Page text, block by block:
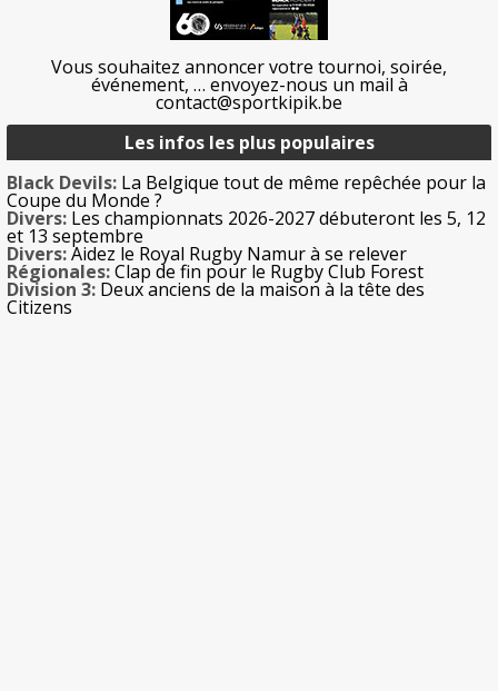
Vous souhaitez annoncer votre tournoi, soirée,
événement, … envoyez-nous un mail à
contact@sportkipik.be
Les infos les plus populaires
Black Devils: La Belgique tout de même repêchée pour la
Coupe du Monde ?
Divers: Les championnats 2026-2027 débuteront les 5, 12
et 13 septembre
Divers:Aidez le Royal Rugby Namur à se relever
Régionales:Clap de fin pour le Rugby Club Forest
Division 3: Deux anciens de la maison à la tête des
Citizens